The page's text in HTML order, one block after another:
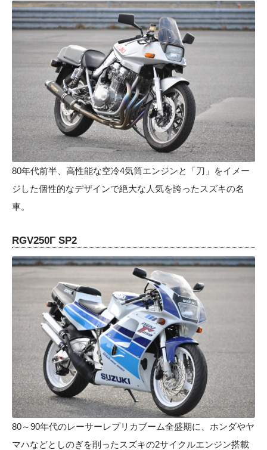
80年代前半、高性能な空冷4気筒エンジンと「刀」をイメー
ジした個性的なデザインで絶大な人気を誇ったスズキの名
車。
RGV250Γ SP2
80～90年代のレーサーレプリカブーム全盛期に、ホンダやヤ
マハなどとしのぎを削ったスズキの2サイクルエンジン搭載